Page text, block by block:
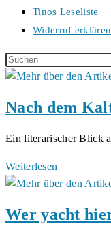
Tinos Leseliste
Widerruf erklären
Diese
Website
Nach dem
Ein literarischer Blick
Weiterlesen
dem
Krieg
Wer yacht